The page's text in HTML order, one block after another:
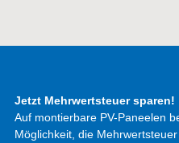
Service
Versandarten